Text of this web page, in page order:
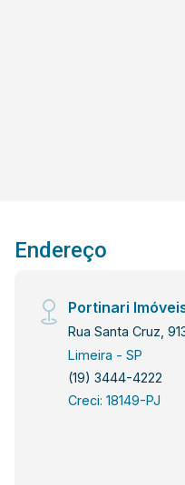
Endereço
Portinari
Rua Santa Cruz,
Limeira - SP
(19) 3444-4222
Creci: 18149-PJ